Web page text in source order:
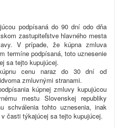
podpísaná do 90 dní odo dňa
zastupiteľstve hlavného mesta
V prípade, že kúpna zmluva
termíne podpísaná, toto uznesenie
sa tejto kupujúcej.
cenu naraz do 30 dní od
zmluvnými stranami.
kúpnej zmluvy kupujúcou
mestu Slovenskej republiky
schválenia tohto uznesenia, inak
časti týkajúcej sa tejto kupujúcej.